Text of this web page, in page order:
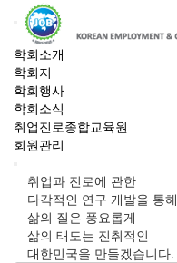
학회소개
학회지
학회행사
학회소식
취업진로종합교육원
회원관리
취업과 진로에 관한
다각적인 연구 개발을 통해
삶의 질은 풍요롭게
삶의 태도는 진취적인
대한민국을 만들겠습니다.